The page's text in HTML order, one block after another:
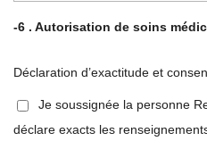
-6 . Autorisation de soins
Déclaration d’exactitude et
Je soussignée la personne
déclare exacts les